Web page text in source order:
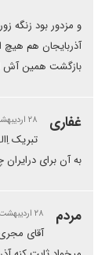
و مزدور بود زنگه زور
آذربایجان هم هیچ
بازگشت همین آش
غفاری ۲۸ اردیبهشت ۱۴۰۳ | ۱۰:۲۷
تبریک
به آن برای
مردم ۲۸ اردیبهشت ۱۴۰۳ | ۱۱:۰۱
آقای